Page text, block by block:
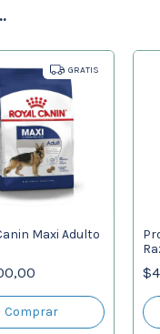
GRATIS
Maxi Adulto